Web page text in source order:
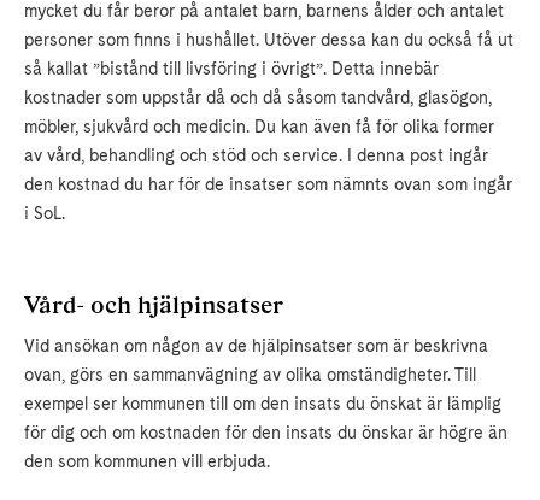
mycket du får beror på antalet barn, barnens ålder och antalet
personer som finns i hushållet. Utöver dessa kan du också få ut
så kallat ”bistånd till livsföring i övrigt”. Detta innebär
kostnader som uppstår då och då såsom tandvård, glasögon,
möbler, sjukvård och medicin. Du kan även få för olika former
av vård, behandling och stöd och service. I denna post ingår
den kostnad du har för de insatser som nämnts ovan som ingår
i SoL.
Vård- och hjälpinsatser
Vid ansökan om någon av de hjälpinsatser som är beskrivna
ovan, görs en sammanvägning av olika omständigheter. Till
exempel ser kommunen till om den insats du önskat är lämplig
för dig och om kostnaden för den insats du önskar är högre än
den som kommunen vill erbjuda.